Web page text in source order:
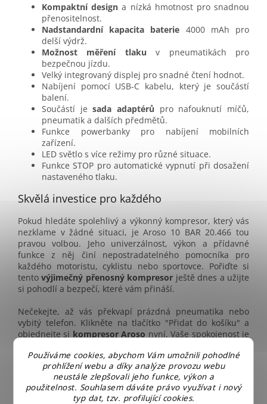
Používáme cookies, abychom Vám umožnili pohodlné
prohlížení webu a díky analýze provozu webu
neustále zlepšovali jeho funkce, výkon a
použitelnost. Souhlasem dáváte právo využívat i nový
typ dat, tzv. profilující cookies.
Kompaktní design a nízká hmotnost pro snadnou
přenositelnost.
Nadstandardní kapacita baterie 4000 mAh pro
delší výdrž.
Možnost měření tlaku v pneumatikách pro
bezpečnou jízdu.
Velký integrovaný displej pro snadné čtení hodnot.
Nabíjení pomocí USB-C kabelu, který je součástí
balení.
Součástí jesada adaptérů pro nafouknutí míčů,
pneumatik a dalších předmětů.
Funkce powerbanky pro nabíjení mobilních
zařízení.
LED světlo s více režimy pro různé situace.
Funkce STOP pro automatické vypnutí při dosažení
nastaveného tlaku.
Skvělá investice pro každého
Pokud hledáte spolehlivý a výkonný kompresor, který vás
nezklame v žádné situaci, je Aroso 10 BAR 20.466 tou
pravou volbou. Jeho univerzálnost, výkon a přídavné
funkce z něj činí nepostradatelného pomocníka pro
každého motoristu, cyklistu nebo sportovce. Pořiďte si
tentovýjimečný přenosný kompresor ještě dnes a užijte
si pohodlí a bezpečí, které vám přináší.
Nečekejte, až vás překvapí prázdná pneumatika nebo
vybitý telefon. Klikněte na tlačítko "Přidat do košíku" a
objednejte si kompresor Aroso nyní. Vaše spokojenost je
Doplňkové parametry
Kategorie: Nejlevnější kompresory